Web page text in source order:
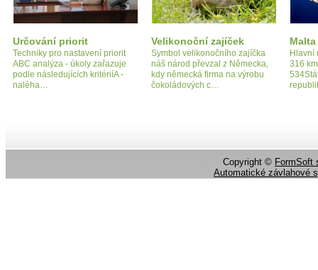
Určování priorit
Techniky pro nastavení priorit
ABC analýza - úkoly zařazuje
podle následujících kritériíA -
naléha…
Velikonoční zajíček
Symbol velikonočního zajíčka
náš národ převzal z Německa,
kdy německá firma na výrobu
čokoládových c…
Malta
Hlavní
316
Copyright © FormSoft
Automatické závlahové